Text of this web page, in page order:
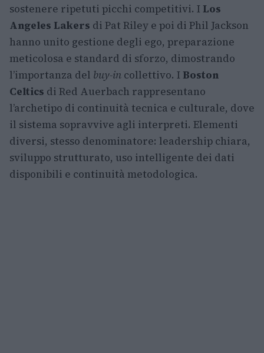
sostenere ripetuti picchi competitivi. I Los
Angeles Lakers di Pat Riley e poi di Phil Jackson
hanno unito gestione degli ego, preparazione
meticolosa e standard di sforzo, dimostrando
l’importanza del buy-in collettivo. I Boston
Celtics di Red Auerbach rappresentano
l’archetipo di continuità tecnica e culturale, dove
il sistema sopravvive agli interpreti. Elementi
diversi, stesso denominatore: leadership chiara,
sviluppo strutturato, uso intelligente dei dati
disponibili e continuità metodologica.